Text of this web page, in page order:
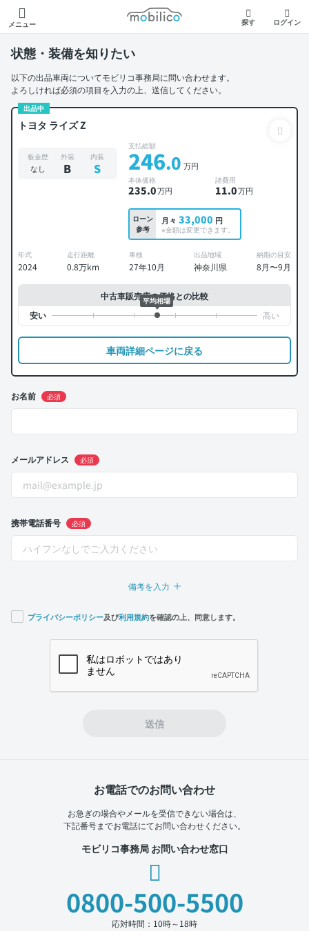
メニュー
モビリコ
探す ログイン
状態・装備を知りたい
以下の出品車両についてモビリコ事務局に問い合わせます。
よろしければ必須の項目を入力の上、送信してください。
出品中
トヨタ ライズ Z
板金歴
なし
外装
B
内装
S
支払総額
246.0 万円
本体価格
235.0万円
諸費用
11.0万円
ローン
参考
月々 33,000 円
※金額は変更できます。
年式
2024
走行距離
0.8万km
車検
27年10月
出品地域
神奈川県
納期の目安
8月〜9月
中古車販売店の価格との比較
平均相場
車両詳細ページに戻る
お名前 必須
メールアドレス 必須
携帯電話番号 必須
備考を入力
プライバシーポリシー及び利用規約を確認の上、同意します。
送信
お電話でのお問い合わせ
お急ぎの場合やメールを受信できない場合は、
下記番号までお電話にてお問い合わせください。
モビリコ事務局 お問い合わせ窓口
0800-500-5500
応対時間：10時～18時